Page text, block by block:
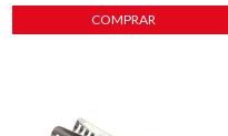
COMPRAR